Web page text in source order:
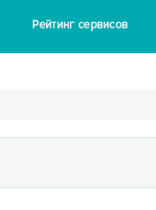
Рейтинг сервисов